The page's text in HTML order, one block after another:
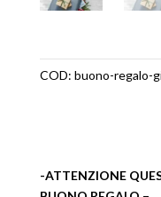
COD: buono-regalo-
-ATTENZIONE